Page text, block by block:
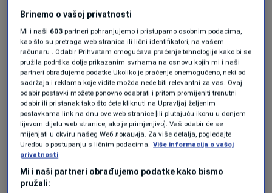
gostima da u posljednjoj četvrtini ubace 20
poena.
Najefikasniji igrač utakmice bio je Ivan
Perasović, koji je postigao 40 poena, više nego
cijela ekipa Osijeka.
Pobjeda je izazvala niz negativnih komentara
na stranici kluba, prvenstveno jer su igrali
protiv omladinaca protivničke ekipe.
Brinemo o vašoj privatnosti
Mi i naši 603 partneri pohranjujemo i pristupamo osobnim podacima,
kao što su pretraga web stranica ili lični identifikatori, na vašem
računaru . Odabir Prihvatam omogućava praćenje tehnologije kako bi se
pružila podrška dolje prikazanim svrhama na osnovu kojih mi i naši
partneri obrađujemo podatke Ukoliko je praćenje onemogućeno, neki od
sadržaja i reklama koje vidite možda neće biti relevantni za vas. Ovaj
odabir postavki možete ponovno odabrati i pritom promijeniti trenutni
odabir ili pristanak tako što ćete kliknuti na Upravljaj željenim
postavkama link na dnu ove web stranice [ili plutajuću ikonu u donjem
lijevom dijelu web stranice, ako je primjenjivo]. Vaš odabir će se
mijenjati u okviru našeg Wеб локација. Za više detalja, pogledajte
Uredbu o postupanju s ličnim podacima. Više informacija o vašoj
privatnosti
Mi i naši partneri obrađujemo podatke kako bismo
pružali: